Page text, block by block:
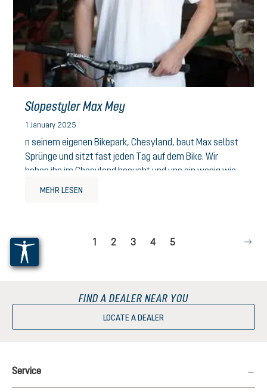
Slopestyler Max Mey
1 January 2025
n seinem eigenen Bikepark, Chesyland, baut Max selbst
Sprünge und sitzt fast jeden Tag auf dem Bike. Wir
haben ihn im Chesyland besucht und uns ein wenig wie
Peter Pan im Nimmerlan...
MEHR LESEN
Page
1 Page
2 Page
3 Page
4 Page
5
FIND A DEALER NEAR YOU
LOCATE A DEALER
Service